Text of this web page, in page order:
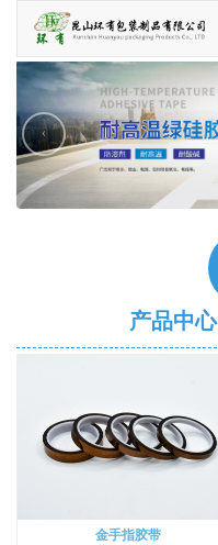
‹
产品中心
金手指胶带